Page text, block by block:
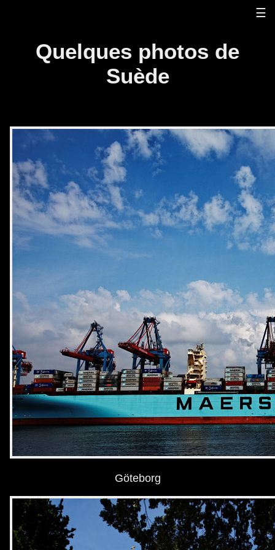
☰
Quelques photos de
Suède
Göteborg